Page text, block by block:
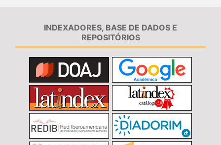
INDEXADORES, BASE DE DADOS E
REPOSITÓRIOS